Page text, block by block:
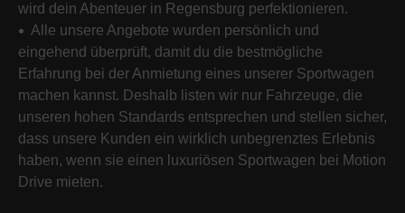
wird dein Abenteuer in Regensburg perfektionieren.
Alle unsere Angebote wurden persönlich und
eingehend überprüft, damit du die bestmögliche
Erfahrung bei der Anmietung eines unserer Sportwagen
machen kannst. Deshalb listen wir nur Fahrzeuge, die
unseren hohen Standards entsprechen und stellen sicher,
dass unsere Kunden ein wirklich unbegrenztes Erlebnis
haben, wenn sie einen luxuriösen Sportwagen bei Motion
Drive mieten.